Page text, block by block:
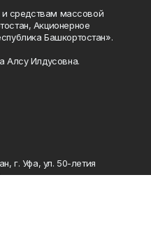
и средствам массовой
Акционерное
Башкортостан».
Алсу Илдусовна.
г. Уфа, ул. 50-летия